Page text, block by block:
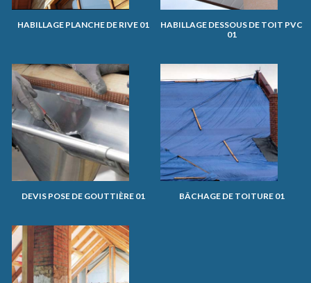
HABILLAGE PLANCHE DE RIVE 01
HABILLAGE DESSOUS DE TOIT PVC
01
DEVIS POSE DE GOUTTIÈRE 01 BÂCHAGE DE TOITURE 01